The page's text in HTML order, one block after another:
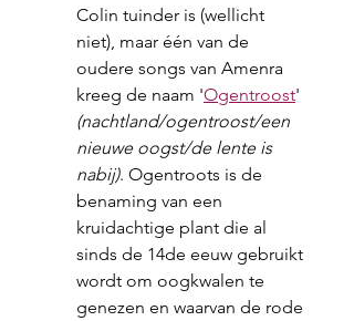
Colin tuinder is (wellicht
niet), maar één van de
oudere songs van Amenra
kreeg de naam 'Ogentroost'
(nachtland/ogentroost/een
nieuwe oogst/de lente is
nabij). Ogentroots is de
benaming van een
kruidachtige plant die al
sinds de 14de eeuw gebruikt
wordt om oogkwalen te
genezen en waarvan de rode